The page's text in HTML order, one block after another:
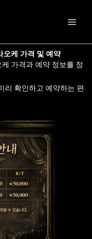
오케 가격 및 예약
케 가격과 예약 정보를 정
리 확인하고 예약하는 편